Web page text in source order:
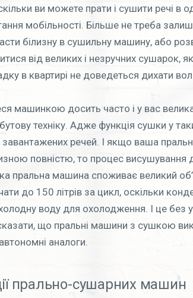
ви можете прати і сушити речі в
мобільності. Більше не треба
білизну в сушильну машину, або
від великих і незручних сушарок,
в квартирі не доведеться дихати
машинкою досить часто і у вас
техніку. Адже функція сушки у
завантажених речей. І якщо ваша
повністю, то процес висушування
пральна машина споживає великий
до 150 літрів за цикл, оскільки
воду для охолодження. І це без
що пральні машини з сушкою
аналоги.
прально-сушарних машин